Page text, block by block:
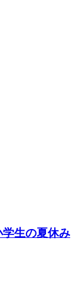
学生の夏休み